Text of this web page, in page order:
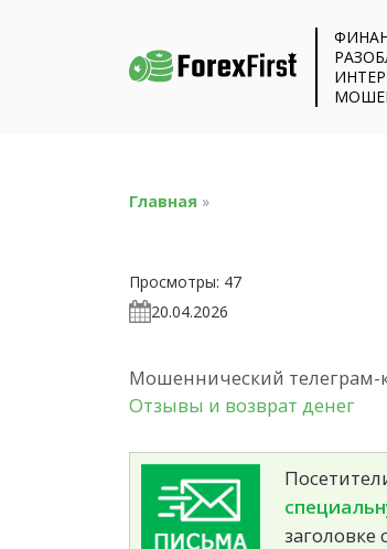
Главная »
Просмотры: 47
20.04.2026
Мошеннический телеграм-
Отзывы и возврат денег